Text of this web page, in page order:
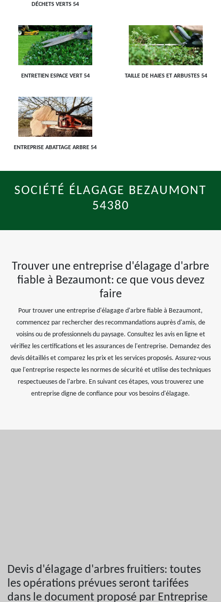
DÉCHETS VERTS 54
ENTRETIEN ESPACE VERT 54 TAILLE DE HAIES ET ARBUSTES 54
ENTREPRISE ABATTAGE ARBRE 54
SOCIÉTÉ ÉLAGAGE BEZAUMONT
54380
Trouver une entreprise d'élagage d'arbre
fiable à Bezaumont: ce que vous devez
faire
Pour trouver une entreprise d'élagage d'arbre fiable à Bezaumont,
commencez par rechercher des recommandations auprès d'amis, de
voisins ou de professionnels du paysage. Consultez les avis en ligne et
vérifiez les certifications et les assurances de l'entreprise. Demandez des
devis détaillés et comparez les prix et les services proposés. Assurez-vous
que l'entreprise respecte les normes de sécurité et utilise des techniques
respectueuses de l'arbre. En suivant ces étapes, vous trouverez une
entreprise digne de confiance pour vos besoins d'élagage.
Devis d'élagage d'arbres fruitiers: toutes
les opérations prévues seront tarifées
dans le document proposé par Entreprise